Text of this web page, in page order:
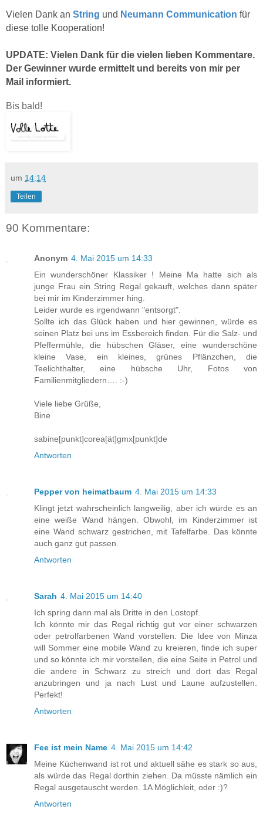
Vielen Dank an String und Neumann Communication für
diese tolle Kooperation!
UPDATE: Vielen Dank für die vielen lieben Kommentare.
Der Gewinner wurde ermittelt und bereits von mir per
Mail informiert.
Bis bald!
um 14:14
Teilen
90 Kommentare:
Anonym 4. Mai 2015 um 14:33
Ein wunderschöner Klassiker ! Meine Ma hatte sich als
junge Frau ein String Regal gekauft, welches dann später
bei mir im Kinderzimmer hing.
Leider wurde es irgendwann "entsorgt".
Sollte ich das Glück haben und hier gewinnen, würde es
seinen Platz bei uns im Essbereich finden. Für die Salz- und
Pfeffermühle, die hübschen Gläser, eine wunderschöne
kleine Vase, ein kleines, grünes Pflänzchen, die
Teelichthalter, eine hübsche Uhr, Fotos von
Familienmitgliedern…. :-)
Viele liebe Grüße,
Bine
sabine[punkt]corea[ät]gmx[punkt]de
Antworten
Pepper von heimatbaum 4. Mai 2015 um 14:33
Klingt jetzt wahrscheinlich langweilig, aber ich würde es an
eine weiße Wand hängen. Obwohl, im Kinderzimmer ist
eine Wand schwarz gestrichen, mit Tafelfarbe. Das könnte
auch ganz gut passen.
Antworten
Sarah 4. Mai 2015 um 14:40
Ich spring dann mal als Dritte in den Lostopf.
Ich könnte mir das Regal richtig gut vor einer schwarzen
oder petrolfarbenen Wand vorstellen. Die Idee von Minza
will Sommer eine mobile Wand zu kreieren, finde ich super
und so könnte ich mir vorstellen, die eine Seite in Petrol und
die andere in Schwarz zu streich und dort das Regal
anzubringen und ja nach Lust und Laune aufzustellen.
Perfekt!
Antworten
Fee ist mein Name 4. Mai 2015 um 14:42
Meine Küchenwand ist rot und aktuell sähe es stark so aus,
als würde das Regal dorthin ziehen. Da müsste nämlich ein
Regal ausgetauscht werden. 1A Möglichleit, oder :)?
Antworten